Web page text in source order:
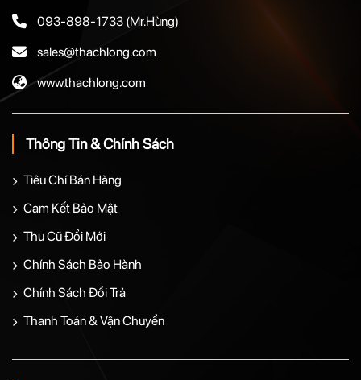
093-898-1733 (Mr.Hùng)
sales@thachlong.com
www.thachlong.com
Thông Tin & Chính Sách
Tiêu Chí Bán Hàng
Cam Kết Bảo Mật
Thu Cũ Đổi Mới
Chính Sách Bảo Hành
Chính Sách Đổi Trả
Thanh Toán & Vận Chuyển